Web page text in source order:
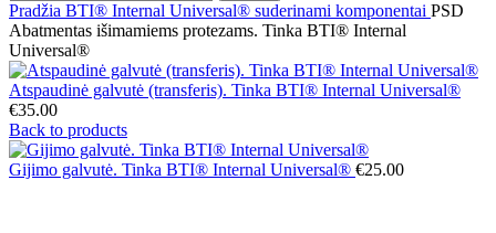
Pradžia BTI® Internal Universal® suderinami komponentai PSD
Abatmentas išimamiems protezams. Tinka BTI® Internal
Universal®
Atspaudinė galvutė (transferis). Tinka BTI® Internal Universal®
€35.00
Back to products
Gijimo galvutė. Tinka BTI® Internal Universal® €25.00